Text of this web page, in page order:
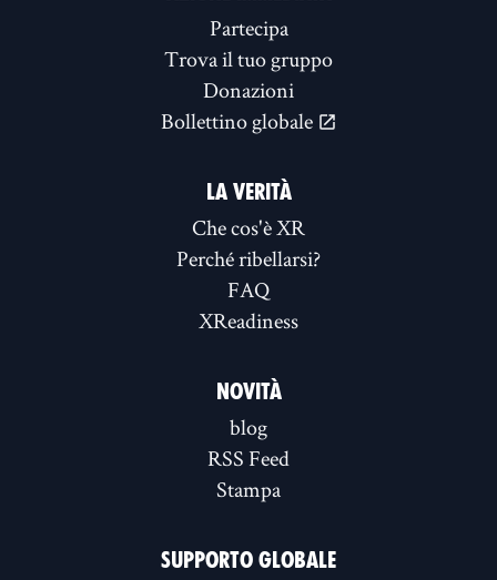
Partecipa
Trova il tuo gruppo
Donazioni
Bollettino globale
LA VERITÀ
Che cos'è XR
Perché ribellarsi?
FAQ
XReadiness
NOVITÀ
blog
RSS Feed
Stampa
SUPPORTO GLOBALE